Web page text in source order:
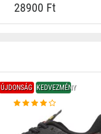
28900 Ft
ÚJDONSÁG KEDVEZMÉNY